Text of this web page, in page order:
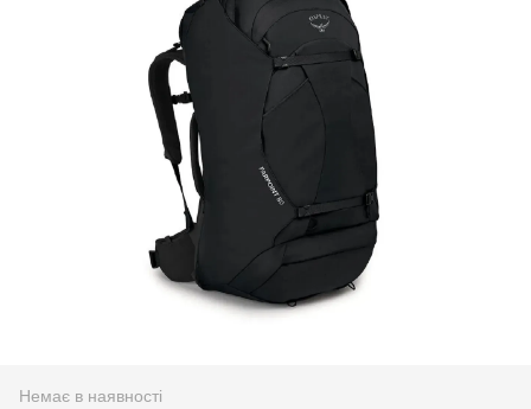
Немає в наявності